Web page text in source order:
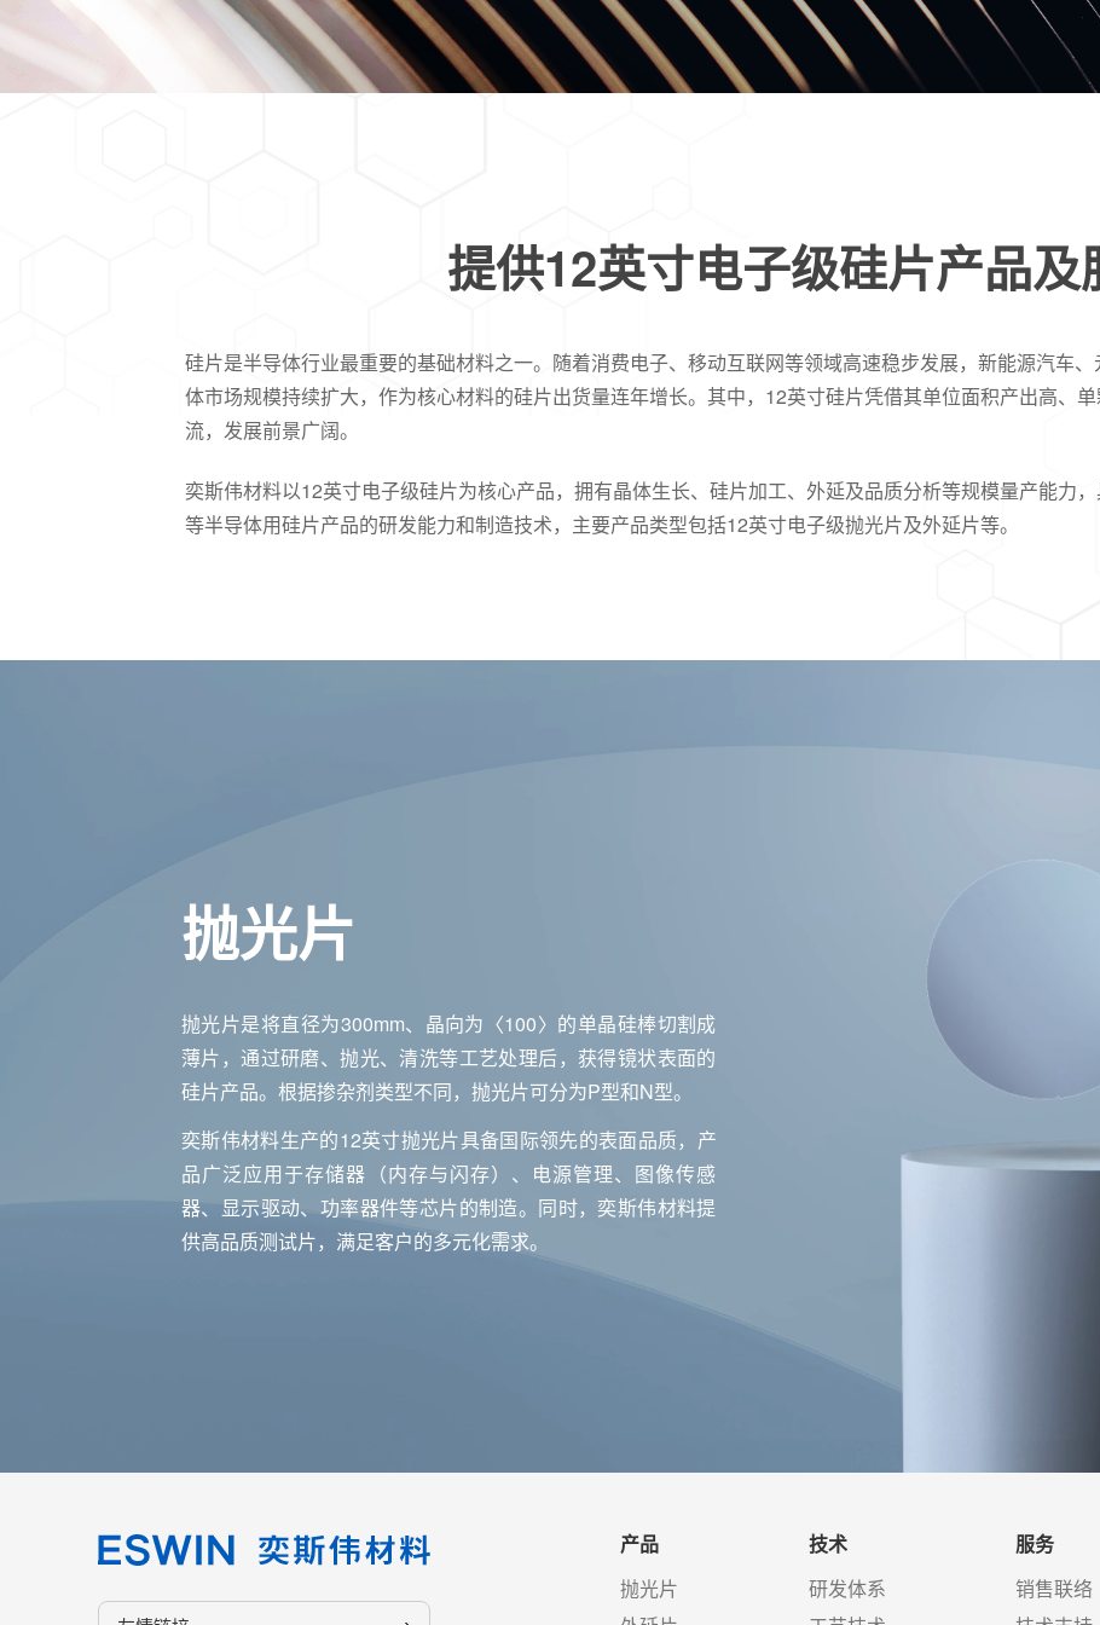
提供12英寸电子级硅片产品及
硅片是半导体行业最重要的基础材料之一。随着消费电子、移动互联网等领域高速稳步发展，新能源汽车
体市场规模持续扩大，作为核心材料的硅片出货量连年增长。其中，12英寸硅片凭借其单位面积产出高、
流，发展前景广阔。
奕斯伟材料以12英寸电子级硅片为核心产品，拥有晶体生长、硅片加工、外延及品质分析等规模量产能力
等半导体用硅片产品的研发能力和制造技术，主要产品类型包括12英寸电子级抛光片及外延片等。
抛光片
抛光片是将直径为300mm、晶向为〈100〉的单晶硅棒切割成
薄片，通过研磨、抛光、清洗等工艺处理后，获得镜状表面的
硅片产品。根据掺杂剂类型不同，抛光片可分为P型和N型。
奕斯伟材料生产的12英寸抛光片具备国际领先的表面品质，产
品广泛应用于存储器（内存与闪存）、电源管理、图像传感
器、显示驱动、功率器件等芯片的制造。同时，奕斯伟材料提
供高品质测试片，满足客户的多元化需求。
产品
抛光片
技术
研发体系
服务
销售联络